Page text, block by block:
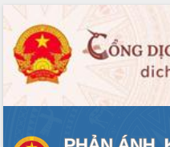
Diễn đàn Kinh tế tư nhân Việt Nam đột
phá cơ chế - Hợp tác công tư
Đề án 06 tạo bước ngoặt đột phá trong
cải cách hành chính tỉnh Đắk Lắk
Kết nối tour, đẩy mạnh chuyển đổi số
tầng kỹ thuật Cụm công nghiệp Tân